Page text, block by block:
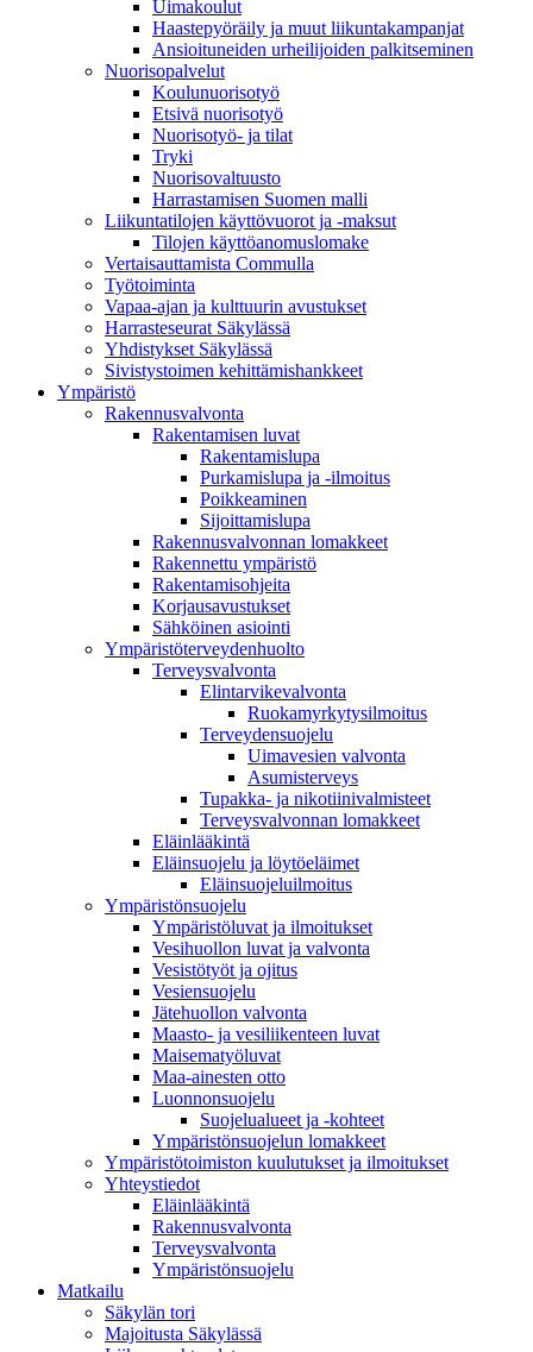
Uimakoulut
Haastepyöräily ja muut liikuntakampanjat
Ansioituneiden urheilijoiden palkitseminen
Nuorisopalvelut
Koulunuorisotyö
Etsivä nuorisotyö
Nuorisotyö- ja tilat
Tryki
Nuorisovaltuusto
Harrastamisen Suomen malli
Liikuntatilojen käyttövuorot ja -maksut
Tilojen käyttöanomuslomake
Vertaisauttamista Commulla
Työtoiminta
Vapaa-ajan ja kulttuurin avustukset
Harrasteseurat Säkylässä
Yhdistykset Säkylässä
Sivistystoimen kehittämishankkeet
Ympä­ristö
Rakennusvalvonta
Rakentamisen luvat
Rakentamislupa
Purkamislupa ja -ilmoitus
Poikkeaminen
Sijoittamislupa
Rakennusvalvonnan lomakkeet
Rakennettu ympäristö
Rakentamisohjeita
Korjausavustukset
Sähköinen asiointi
Ympäristöterveydenhuolto
Terveysvalvonta
Elintarvikevalvonta
Ruokamyrkytysilmoitus
Terveydensuojelu
Uimavesien valvonta
Asumisterveys
Tupakka- ja nikotiinivalmisteet
Terveysvalvonnan lomakkeet
Eläinlääkintä
Eläinsuojelu ja löytöeläimet
Eläinsuojeluilmoitus
Ympäristönsuojelu
Ympäristöluvat ja ilmoitukset
Vesihuollon luvat ja valvonta
Vesistötyöt ja ojitus
Vesiensuojelu
Jätehuollon valvonta
Maasto- ja vesiliikenteen luvat
Maisematyöluvat
Maa-ainesten otto
Luonnonsuojelu
Suojelualueet ja -kohteet
Ympäristönsuojelun lomakkeet
Ympäristötoimiston kuulutukset ja ilmoitukset
Yhteystiedot
Eläinlääkintä
Rakennusvalvonta
Terveysvalvonta
Ympäristönsuojelu
Mat­kailu
Säkylän tori
Majoitusta Säkylässä